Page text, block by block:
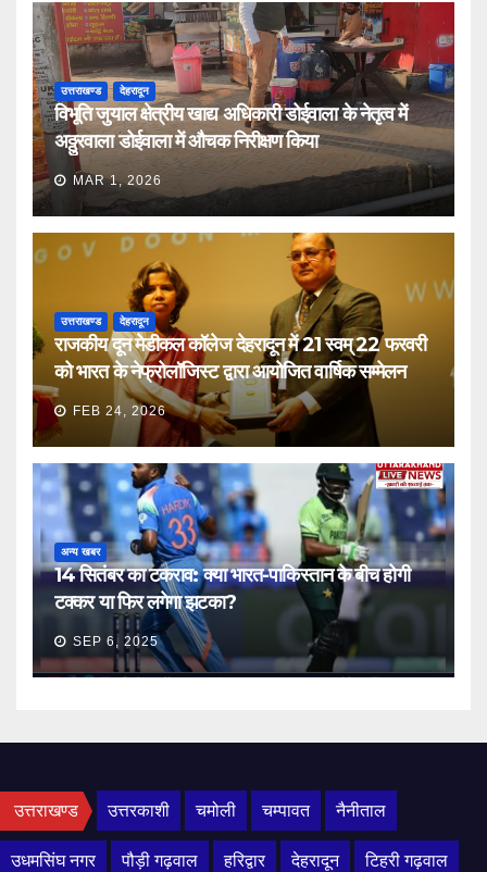
उत्तराखण्ड देहरादून
विभूति जुयाल क्षेत्रीय खाद्य अधिकारी डोईवाला के नेतृत्व में
अठ्ठुरवाला डोईवाला में औचक निरीक्षण किया
MAR 1, 2026
उत्तराखण्ड देहरादून
राजकीय दून मेडीकल कॉलेज देहरादून में 21 स्वम् 22 फरवरी
को भारत के नेफ्रोलॉजिस्ट द्वारा आयोजित वार्षिक सम्मेलन
FEB 24, 2026
अन्य खबर
14 सितंबर का टकराव: क्या भारत-पाकिस्तान के बीच होगी
टक्कर या फिर लगेगा झटका?
SEP 6, 2025
उत्तराखण्ड उत्तरकाशी चमोली चम्पावत नैनीताल
उधमसिंघ नगर पौड़ी गढ़वाल हरिद्वार देहरादून टिहरी गढ़वाल